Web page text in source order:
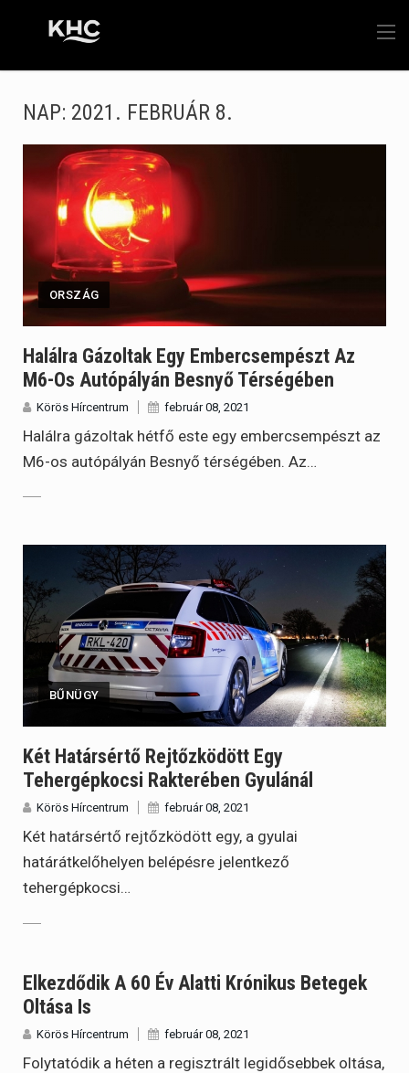
NAP: 2021. FEBRUÁR 8.
ORSZÁG
Halálra Gázoltak Egy Embercsempészt Az
M6-Os Autópályán Besnyő Térségében
Körös Hírcentrum február 08, 2021
Halálra gázoltak hétfő este egy embercsempészt az
M6-os autópályán Besnyő térségében. Az…
BŰNÜGY
Két Határsértő Rejtőzködött Egy
Tehergépkocsi Rakterében Gyulánál
Körös Hírcentrum február 08, 2021
Két határsértő rejtőzködött egy, a gyulai
határátkelőhelyen belépésre jelentkező
tehergépkocsi…
Elkezdődik A 60 Év Alatti Krónikus Betegek
Oltása Is
Körös Hírcentrum február 08, 2021
Folytatódik a héten a regisztrált legidősebbek oltása,